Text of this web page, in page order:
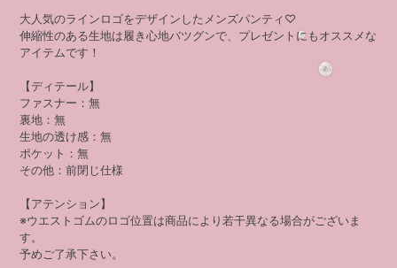
大人気のラインロゴをデザインしたメンズパンティ♡
伸縮性のある生地は履き心地バツグンで、プレゼントにもオススメな
アイテムです！
【ディテール】
ファスナー：無
裏地：無
生地の透け感：無
ポケット：無
その他：前閉じ仕様
【アテンション】
※ウエストゴムのロゴ位置は商品により若干異なる場合がございま
す。
予めご了承下さい。